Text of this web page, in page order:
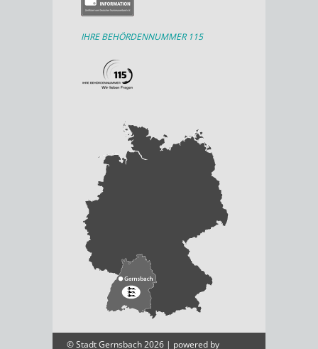
IHRE BEHÖRDENNUMMER 115
© Stadt Gernsbach 2026 | powered by